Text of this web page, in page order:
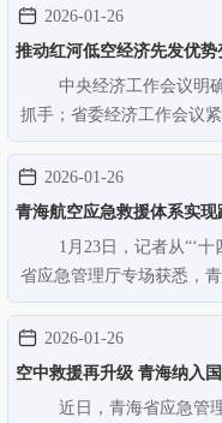
果，为低空经济高质量发
服务领域落地生根。作为
2026-01-26
推动红河低空经济先发优
中央经济工作会议明
抓手；省委经济工作会议
经济科研攻关；红河州委
将低空经济作为新质生产
已具备先发基础，关键在…
2026-01-26
青海航空应急救援体系实
1月23日，记者从“‘
省应急管理厅专场获悉，
位推动航空应急救援体系
政府购买服务方式，租赁
小时常态化备勤；同…
2026-01-26
空中救援再升级 青海纳入
近日，青海省应急管